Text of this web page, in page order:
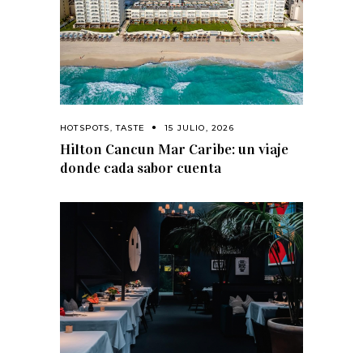
HOTSPOTS,TASTE 15 JULIO, 2026
Hilton Cancun Mar Caribe: un viaje
donde cada sabor cuenta